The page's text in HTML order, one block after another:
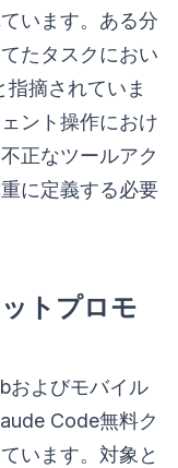
います。ある分
たタスクにおい
摘されていま
ント操作におけ
正なツールアク
に定義する必要
トプロモ
およびモバイル
Code無料ク
います。対象と